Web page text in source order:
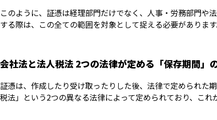
このように、証憑は経理部門だけでなく、人事・労務部門や
する際は、この全ての範囲を対象として捉える必要がありま
会社法と法人税法 2つの法律が定める「保存期間」
証憑は、作成したり受け取ったりした後、法律で定められた
税法」という2つの異なる法律によって定められており、こ